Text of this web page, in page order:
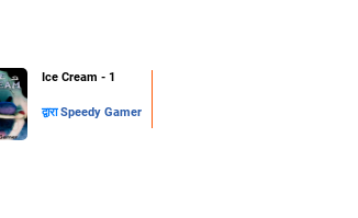
Ice Cream - 1
द्वाराSpeedy Gamer